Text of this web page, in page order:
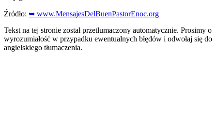
Źródło: ➥ www.MensajesDelBuenPastorEnoc.org
Tekst na tej stronie został przetłumaczony automatycznie. Prosimy o
wyrozumiałość w przypadku ewentualnych błędów i odwołaj się do
angielskiego tłumaczenia.